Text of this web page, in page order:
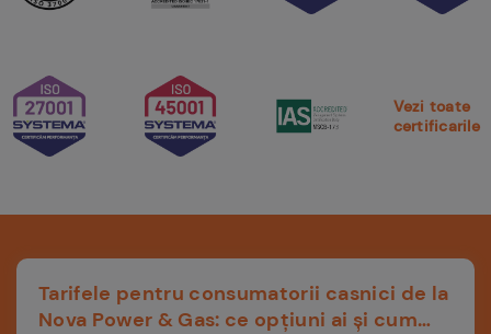
Vezi toate
certificarile
Tarifele pentru consumatorii casnici de la
Nova Power & Gas: ce opțiuni ai și cum